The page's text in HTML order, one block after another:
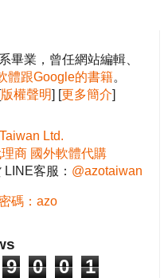
畢業，曾任網站編輯、
體跟Google的書籍。
版權聲明] [更多簡介]
Ltd.
商 國外軟體代購
客服： @azotaiwan
碼：azo
9 0 0 1